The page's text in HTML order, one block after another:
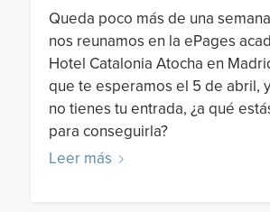
Queda poco más de una
nos reunamos en la ePages
Hotel Catalonia Atocha en
que te esperamos el 5 de abril,
no tienes tu entrada, ¿a qué
para conseguirla?
Leer más